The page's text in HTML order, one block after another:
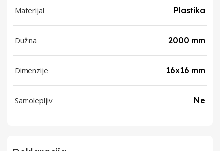
Materijal Plastika
Dužina 2000 mm
Dimenzije 16x16 mm
Samolepljiv Ne